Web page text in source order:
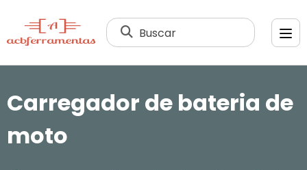
Buscar
Carregador de bateria de
moto